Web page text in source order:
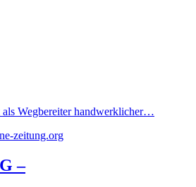
Wegbereiter handwerklicher…
–